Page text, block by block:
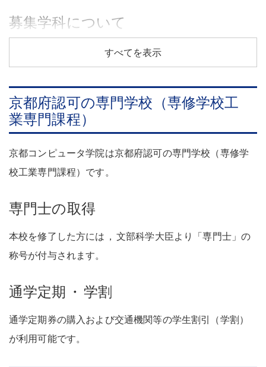
募集学科について
すべてを表示
京都府認可の専門学校（専修学校工
業専門課程）
京都コンピュータ学院は京都府認可の専門学校（専修学
校工業専門課程）です 。
専門士の取得
本校を修了した方には ， 文部科学大臣より「専門士」の
称号が付与されます。
通学定期 ・ 学割
通学定期券の購入および交通機関等の学生割引（学割）
が利用可能です。